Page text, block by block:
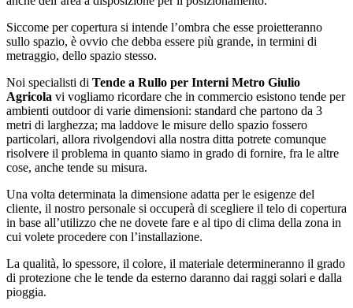
Siccome per copertura si intende l’ombra che esse proietteranno
sullo spazio, è ovvio che debba essere più grande, in termini di
metraggio, dello spazio stesso.
Noi specialisti di Tende a Rullo per Interni Metro Giulio
Agricola vi vogliamo ricordare che in commercio esistono tende per
ambienti outdoor di varie dimensioni: standard che partono da 3
metri di larghezza; ma laddove le misure dello spazio fossero
particolari, allora rivolgendovi alla nostra ditta potrete comunque
risolvere il problema in quanto siamo in grado di fornire, fra le altre
cose, anche tende su misura.
Una volta determinata la dimensione adatta per le esigenze del
cliente, il nostro personale si occuperà di scegliere il telo di copertura
in base all’utilizzo che ne dovete fare e al tipo di clima della zona in
cui volete procedere con l’installazione.
La qualità, lo spessore, il colore, il materiale determineranno il grado
di protezione che le tende da esterno daranno dai raggi solari e dalla
pioggia.